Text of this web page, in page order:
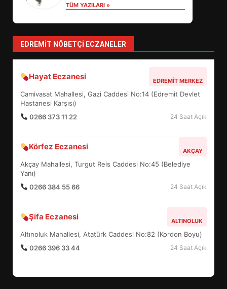
TÜM YAZILARI »
EDREMIT NÖBETÇI ECZANELER
Hayat Eczanesi EDREMIT MERKEZ
Camivasat Mahallesi, Gazi Caddesi No:14 (Edremit Devlet
Hastanesi Karşısı)
0266 373 11 22
24 Saat Açık
Körfez Eczanesi AKÇAY
Akçay Mahallesi, Turgut Reis Caddesi No:45 (Belediye
Yanı)
0266 384 55 66
24 Saat Açık
Şifa Eczanesi ALTINOLUK
Altınoluk Mahallesi, Atatürk Caddesi No:82 (Kordon Boyu)
0266 396 33 44
24 Saat Açık
4
5
BALIKESİR MÜZELERİNDE SÜRE
UZATILDI: NE DEĞİŞTİ?
6
TURNUVASI KAYITLARI NEYİ
7
YENİ YÖNETİM NASIL
ŞEKİLLENDİ?
HAREKETE GEÇİYOR: GÖZLER